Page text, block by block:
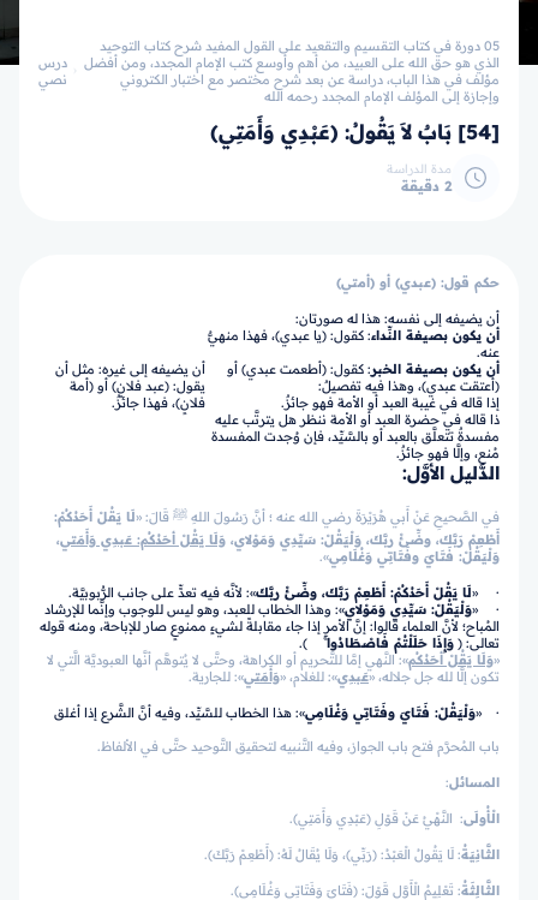
05 دورة في كتاب التقسيم والتقعيد على القول المفيد شرح كتاب التوحيد
الذي هو حق الله على العبيد، من أهم وأوسع كتب الإمام المجدد، ومن أفضل
مؤلف في هذا الباب، دراسة عن بعد شرح مختصر مع اختبار الكتروني
وإجازة إلى المؤلف الإمام المجدد رحمه الله
درس
نصي
[54] بَابٌ لاَ يَقُولُ: (عَبْدِي وَأَمَتِي)
مدة الدراسة
2 دقيقة
حكم قول: (عبدي) أو (أمتي)
أن يضيفه إلى نفسه: هذا له صورتان:
أن يكون بصيغة النِّداء: كقول: (يا عبدي)، فهذا منهيٌّ
عنه.
أن يكون بصيغة الخبر: كقول: (أطعمت عبدي) أو
(أعتقت عبدي)، وهذا فيه تفصيلٌ:
إذا قاله في غيبة العبد أو الأمة فهو جائزٌ.
ذا قاله في حضرة العبد أو الأمة ننظر هل يترتَّب عليه
مفسدةٌ تتعلَّق بالعبد أو بالسَّيِّد، فإن وُجدت المفسدة
مُنع، وإلَّا فهو جائزٌ.
أن يضيفه إلى غيره: مثل أن
يقول: (عبد فلانٍ) أو (أمة
فلانٍ)، فهذا جائزٌ.
الدَّليل الأوَّل:
في الصَّحيحِ عَنْ أَبي هُرَيْرَةَ رضي الله عنه ؛ أنَّ رَسُولَ اللهِ ﷺ قَالَ: «لَا يَقُلْ أَحَدُكُمْ:
أَطْعِمْ رَبَّكَ، وضِّئْ ربَّكَ، وَلْيَقُلْ: سَيِّدِي وَمَوْلاي، وَلَا يَقُلْ أحَدُكُم: عَبدِي وَأَمَتي،
وَلْيَقُلْ: فَتَايَ وفَتَاتِي وَغُلَامِي».
· «لَا يَقُلْ أَحَدُكُمْ: أَطْعِمْ رَبَّكَ، وضِّئْ ربَّكَ»: لأنَّه فيه تعدٍّ على جانب الرُّبوبيَّة.
· «وَلْيَقُلْ: سَيِّدِي وَمَوْلاي»: وهذا الخطاب للعبد، وهو ليس للوجوب وإنَّما للإرشاد
المُباح؛ لأنَّ العلماء قالوا: إنَّ الأمر إذا جاء مقابلةً لشيءٍ ممنوعٍ صار للإباحة، ومنه قوله
تعالى: ﴿ وَإِذَا حَلَلْتُمْ فَاصْطَادُواۚ
﴾.
«وَلَا يَقُلْ أحَدُكُم»: النَّهي إمَّا للتَّحريم أو الكراهة، وحتَّى لا يُتوهَّم أنَّها العبوديَّة الَّتي لا
تكون إلَّا لله جل جلاله، «عَبدِي»: للغلام، «وَأَمَتي»: للجارية.
· «وَلْيَقُلْ: فَتَايَ وفَتَاتِي وَغُلَامِي»: هذا الخطاب للسَّيِّد، وفيه أنَّ الشَّرع إذا أغلق
باب المُحرَّم فتح باب الجواز، وفيه التَّنبيه لتحقيق التَّوحيد حتَّى في الألفاظ.
المسائل:
الْأُولَى: النَّهْيُ عَنْ قَوْلِ (عَبْدِي وَأَمَتِي).
الثَّانِيَةُ: لَا يَقُولُ الْعَبْدُ: (رَبِّي)، وَلَا يُقَالُ لَهُ: (أَطْعِمْ رَبَّكَ).
الثَّالِثَةُ: تَعْلِيمُ الْأَوَّلِ قَوْلَ: (فَتَايَ وَفَتَاتِي وَغُلَامِي).